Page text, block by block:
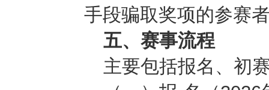
手段骗取奖项的参赛
五、赛事流程
主要包括报名、初